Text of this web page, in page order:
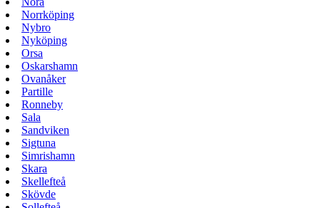
Norrköping
Nybro
Nyköping
Orsa
Oskarshamn
Ovanåker
Partille
Ronneby
Sala
Sandviken
Sigtuna
Simrishamn
Skara
Skellefteå
Skövde